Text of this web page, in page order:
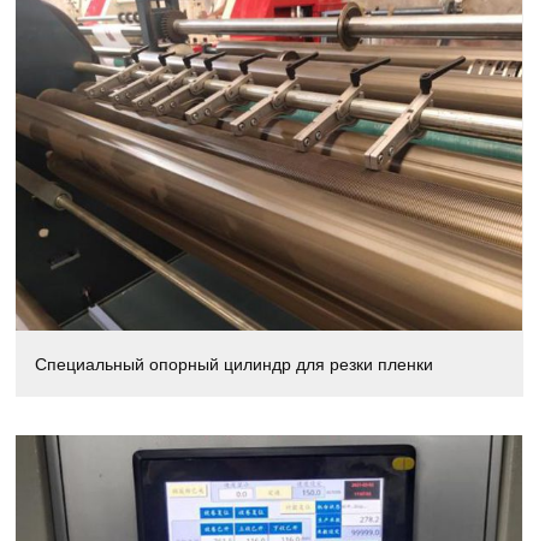
Специальный опорный цилиндр для резки пленки